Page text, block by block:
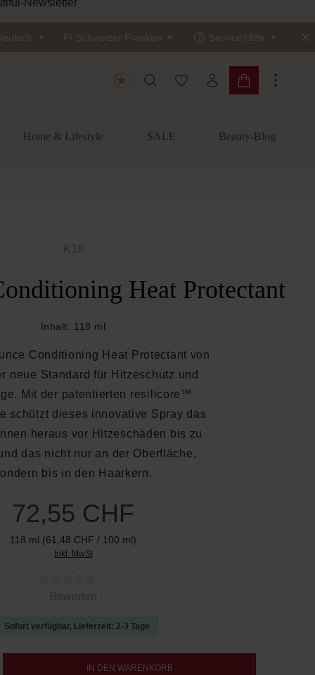
Newsletter
Fr Schweizer Franken Service/Hilfe
Du hast 0 Produkte auf
Warenkorb
Home & Lifestyle SALE Beauty-Blog
K18
Heat Protectant
Inhalt: 118 ml
Conditioning Heat Protectant von
neue Standard für Hitzeschutz und
Mit der patentierten resilicore™
schützt dieses innovative Spray das
heraus vor Hitzeschäden bis zu
das nicht nur an der Oberfläche,
bis in den Haarkern.
72,55 CHF
118 ml (61,48 CHF / 100 ml)
Inkl. MwSt
0 von 5 Sternen
Bewerten
Sofort verfügbar, Lieferzeit: 2-3 Tage
den gewünschten Wert ein oder
IN DEN WARENKORB